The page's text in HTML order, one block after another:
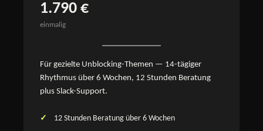
1.790 €
einmalig
Für gezielte Unblocking-Themen — 14-tägiger
Rhythmus über 6 Wochen, 12 Stunden Beratung
plus Slack-Support.
12 Stunden Beratung über 6 Wochen